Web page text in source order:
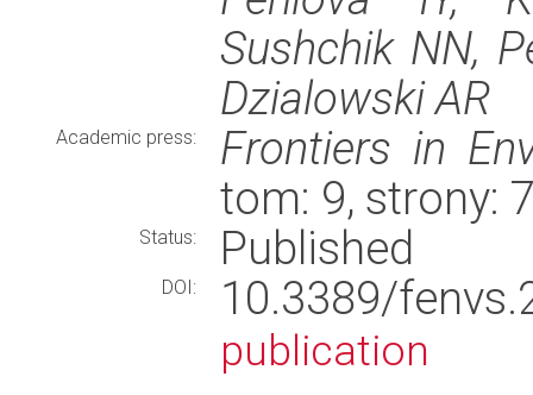
Sushchik NN,
Dzialowski AR
Academic press:
Frontiers in
tom: 9, strony:
Status: Published
DOI: 10.3389/
publication